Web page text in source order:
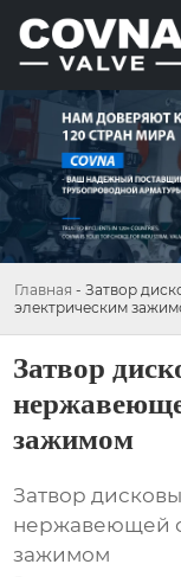
Главная - Затвор
электрическим
Затвор
зажимом
Затвор
нержавеющей
зажимом